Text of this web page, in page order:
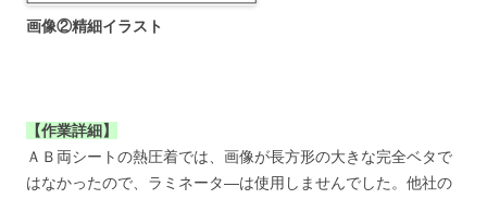
画像②精細イラスト
【作業詳細】
ＡＢ両シートの熱圧着では、画像が長方形の大きな完全ベタで
はなかったので、ラミネータ―は使用しませんでした。他社の